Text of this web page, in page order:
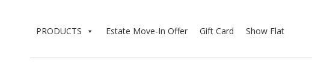
PRODUCTS Estate Move-In Offer Gift Card Show Flat